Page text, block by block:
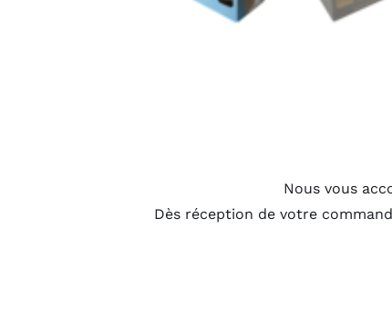
Nous vous
Dès réception de votre